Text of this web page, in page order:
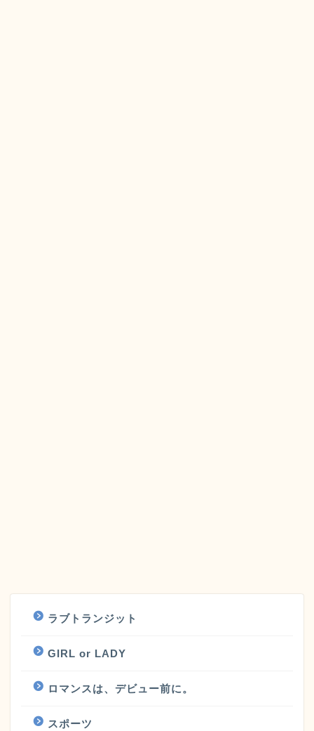
ラブトランジット
GIRL or LADY
ロマンスは、デビュー前に。
スポーツ